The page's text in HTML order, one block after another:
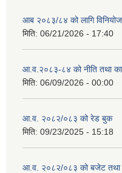
आब २०८३/८४ को लागि
मिति: 06/21/2026 - 17:40
आ.व.२०८३-८४ को नीति तथा
मिति: 06/09/2026 - 00:00
आ.व. २०८२/०८३ को रेड बुक
मिति: 09/23/2025 - 15:18
आ.व. २०८२/०८३ को बजेट तथा